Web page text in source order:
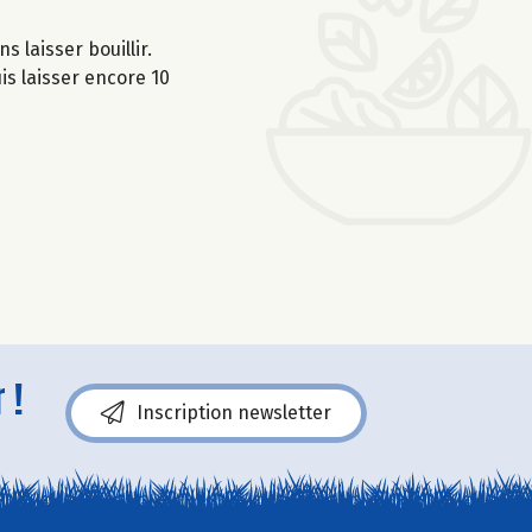
laisser bouillir.
laisser encore 10
! Inscription newsletter